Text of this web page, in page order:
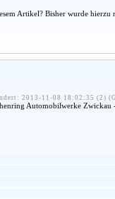
Artikel? Bisher wurde
2013-11-08 18:02:35 (2)
Automobilwerke Zwickau